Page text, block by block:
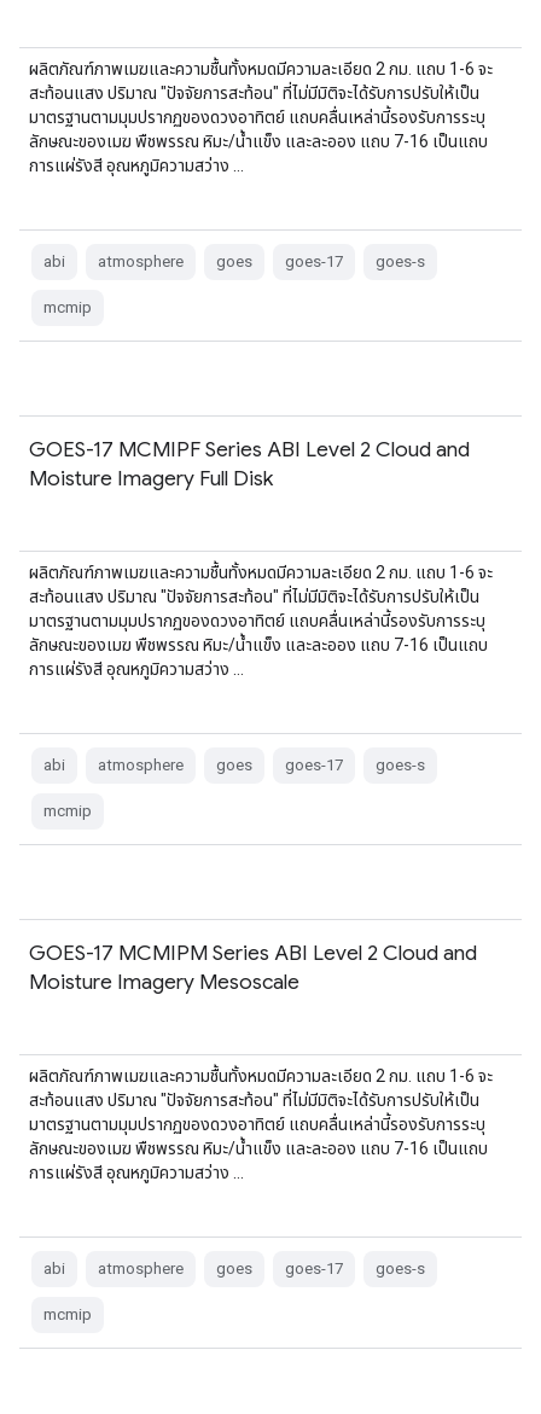
ผลิตภัณฑ์ภาพเมฆและความชื้นทั้งหมดมีความละเอียด 2 กม. แถบ 1-6 จะ
สะท้อนแสง ปริมาณ "ปัจจัยการสะท้อน" ที่ไม่มีมิติจะได้รับการปรับให้เป็น
มาตรฐานตามมุมปรากฏของดวงอาทิตย์ แถบคลื่นเหล่านี้รองรับการระบุ
ลักษณะของเมฆ พืชพรรณ หิมะ/น้ำแข็ง และละออง แถบ 7-16 เป็นแถบ
การแผ่รังสี อุณหภูมิความสว่าง …
abi atmosphere goes goes-17 goes-s
mcmip
GOES-17 MCMIPF Series ABI Level 2 Cloud and
Moisture Imagery Full Disk
ผลิตภัณฑ์ภาพเมฆและความชื้นทั้งหมดมีความละเอียด 2 กม. แถบ 1-6 จะ
สะท้อนแสง ปริมาณ "ปัจจัยการสะท้อน" ที่ไม่มีมิติจะได้รับการปรับให้เป็น
มาตรฐานตามมุมปรากฏของดวงอาทิตย์ แถบคลื่นเหล่านี้รองรับการระบุ
ลักษณะของเมฆ พืชพรรณ หิมะ/น้ำแข็ง และละออง แถบ 7-16 เป็นแถบ
การแผ่รังสี อุณหภูมิความสว่าง …
abi atmosphere goes goes-17 goes-s
mcmip
GOES-17 MCMIPM Series ABI Level 2 Cloud and
Moisture Imagery Mesoscale
ผลิตภัณฑ์ภาพเมฆและความชื้นทั้งหมดมีความละเอียด 2 กม. แถบ 1-6 จะ
สะท้อนแสง ปริมาณ "ปัจจัยการสะท้อน" ที่ไม่มีมิติจะได้รับการปรับให้เป็น
มาตรฐานตามมุมปรากฏของดวงอาทิตย์ แถบคลื่นเหล่านี้รองรับการระบุ
ลักษณะของเมฆ พืชพรรณ หิมะ/น้ำแข็ง และละออง แถบ 7-16 เป็นแถบ
การแผ่รังสี อุณหภูมิความสว่าง …
abi atmosphere goes goes-17 goes-s
mcmip